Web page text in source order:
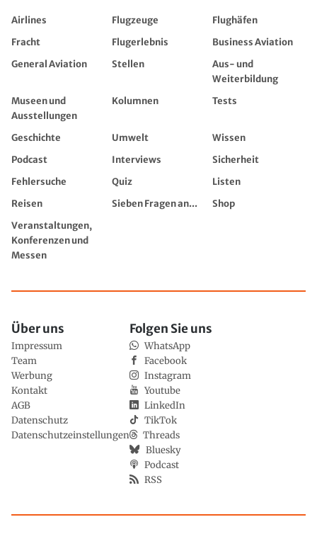
Airlines Flugzeuge
Flughäfen
Fracht
Flugerlebnis
Business Aviation
General Aviation
Stellen
Aus- und
Weiterbildung
Museen und
Ausstellungen
Kolumnen Tests
Geschichte Umwelt
Wissen
Podcast
Interviews
Sicherheit
Fehlersuche
Quiz
Listen
Reisen
Sieben Fragen an...
Shop
Veranstaltungen,
Konferenzen und
Messen
Über uns
Impressum
Team
Werbung
Kontakt
AGB
Datenschutz
Datenschutzeinstellungen
Folgen Sie uns
WhatsApp
Facebook
Instagram
Youtube
LinkedIn
TikTok
Threads
Bluesky
Podcast
RSS